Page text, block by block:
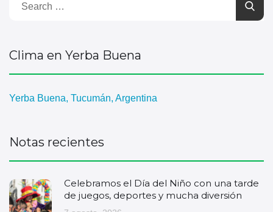
Clima en Yerba Buena
Yerba Buena, Tucumán, Argentina
Notas recientes
Celebramos el Día del Niño con una tarde
de juegos, deportes y mucha diversión